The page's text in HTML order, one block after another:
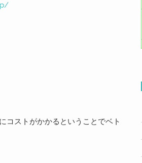
コストがかかるということでベト